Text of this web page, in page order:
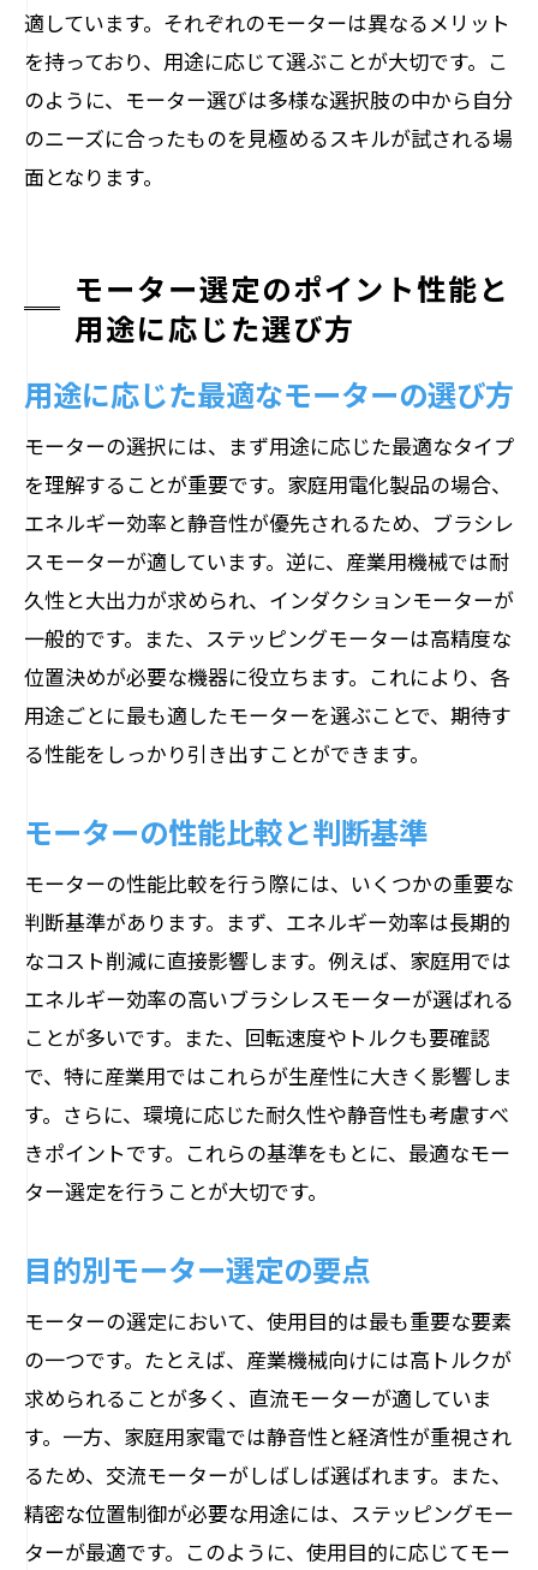
適しています。それぞれのモーターは異なるメリット
を持っており、用途に応じて選ぶことが大切です。こ
のように、モーター選びは多様な選択肢の中から自分
のニーズに合ったものを見極めるスキルが試される場
面となります。
モーター選定のポイント性能と
用途に応じた選び方
用途に応じた最適なモーターの選び方
モーターの選択には、まず用途に応じた最適なタイプ
を理解することが重要です。家庭用電化製品の場合、
エネルギー効率と静音性が優先されるため、ブラシレ
スモーターが適しています。逆に、産業用機械では耐
久性と大出力が求められ、インダクションモーターが
一般的です。また、ステッピングモーターは高精度な
位置決めが必要な機器に役立ちます。これにより、各
用途ごとに最も適したモーターを選ぶことで、期待す
る性能をしっかり引き出すことができます。
モーターの性能比較と判断基準
モーターの性能比較を行う際には、いくつかの重要な
判断基準があります。まず、エネルギー効率は長期的
なコスト削減に直接影響します。例えば、家庭用では
エネルギー効率の高いブラシレスモーターが選ばれる
ことが多いです。また、回転速度やトルクも要確認
で、特に産業用ではこれらが生産性に大きく影響しま
す。さらに、環境に応じた耐久性や静音性も考慮すべ
きポイントです。これらの基準をもとに、最適なモー
ター選定を行うことが大切です。
目的別モーター選定の要点
モーターの選定において、使用目的は最も重要な要素
の一つです。たとえば、産業機械向けには高トルクが
求められることが多く、直流モーターが適していま
す。一方、家庭用家電では静音性と経済性が重視され
るため、交流モーターがしばしば選ばれます。また、
精密な位置制御が必要な用途には、ステッピングモー
ターが最適です。このように、使用目的に応じてモー